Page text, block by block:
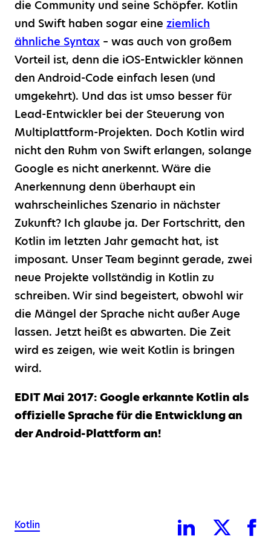
die Community und seine Schöpfer. Kotlin
und Swift haben sogar eine ziemlich
ähnliche Syntax – was auch von großem
Vorteil ist, denn die iOS-Entwickler können
den Android-Code einfach lesen (und
umgekehrt). Und das ist umso besser für
Lead-Entwickler bei der Steuerung von
Multiplattform-Projekten. Doch Kotlin wird
nicht den Ruhm von Swift erlangen, solange
Google es nicht anerkennt. Wäre die
Anerkennung denn überhaupt ein
wahrscheinliches Szenario in nächster
Zukunft? Ich glaube ja. Der Fortschritt, den
Kotlin im letzten Jahr gemacht hat, ist
imposant. Unser Team beginnt gerade, zwei
neue Projekte vollständig in Kotlin zu
schreiben. Wir sind begeistert, obwohl wir
die Mängel der Sprache nicht außer Auge
lassen. Jetzt heißt es abwarten. Die Zeit
wird es zeigen, wie weit Kotlin is bringen
wird.
EDIT Mai 2017: Google erkannte Kotlin als
offizielle Sprache für die Entwicklung an
der Android-Plattform an!
Kotlin